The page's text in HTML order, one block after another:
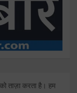
ताज़ा करता है। हम